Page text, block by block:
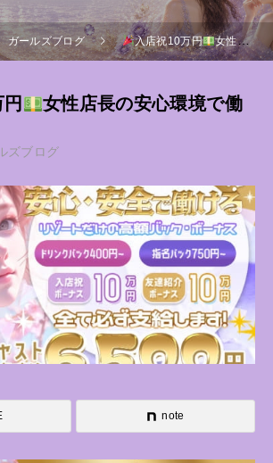
ガールズブログ 入店祝10万円 女性店長の安心環境で働こう
女性店長の安心環境で働
ズブログ
note